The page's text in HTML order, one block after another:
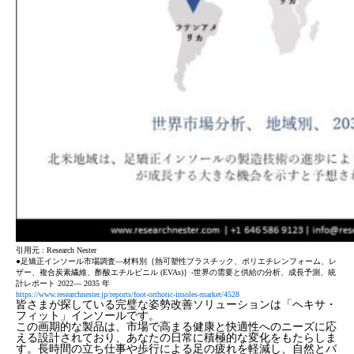
引用元 : Research Nester
●足矯正インソール市場調査―材料別｛熱可塑性プラスチック、ポリエチレンフォーム、レ
ザー、複合炭素繊維、酢酸エチルビニル (EVAs)｝-世界の需要と供給の分析、成長予測、統
計レポート 2022― 2035 年
https://www.researchnester.jp/reports/foot-orthotic-insoles-market/4528
皆さまが探している完璧な姿勢改善ソリューションは「ヘキサ・
フィット」インソールです。
この画期的な製品は、市場で高まる健康と快適性へのニーズに応
える設計されており、あなたの日常に積極的な変化をもたらしま
す。長時間の立ち仕事や歩行による足の疲れを軽減し、自然とバ